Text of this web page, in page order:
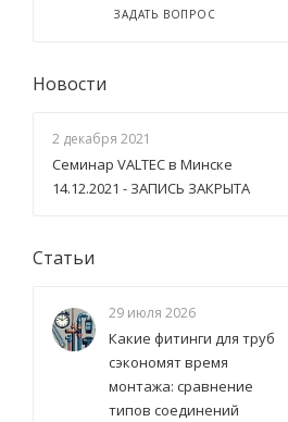
ЗАДАТЬ ВОПРОС
Новости
2 декабря 2021
Семинар VALTEC в Минске
14.12.2021 - ЗАПИСЬ ЗАКРЫТА
Статьи
29 июля 2026
Какие фитинги для труб
сэкономят время
монтажа: сравнение
типов соединений